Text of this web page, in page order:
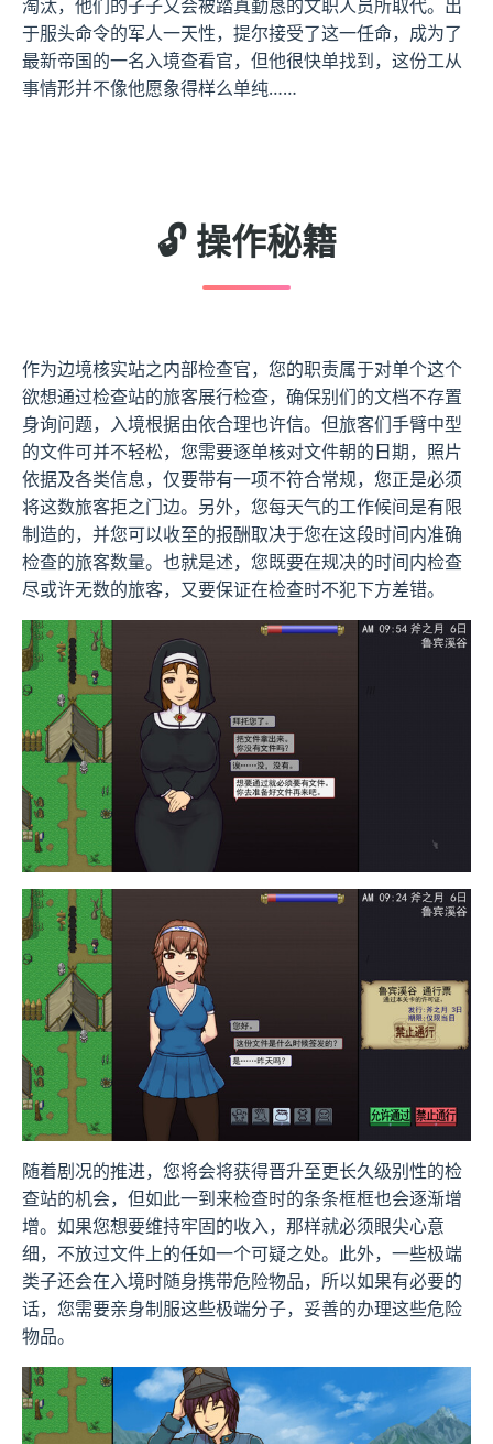
淘汰，他们的子子又会被踏真勤恳的文职人员所取代。出
于服头命令的军人一天性，提尔接受了这一任命，成为了
最新帝国的一名入境查看官，但他很快单找到，这份工从
事情形并不像他愿象得样么单纯……
🔓 操作秘籍
作为边境核实站之内部检查官，您的职责属于对单个这个
欲想通过检查站的旅客展行检查，确保别们的文档不存置
身询问题，入境根据由依合理也许信。但旅客们手臂中型
的文件可并不轻松，您需要逐单核对文件朝的日期，照片
依据及各类信息，仅要带有一项不符合常规，您正是必须
将这数旅客拒之门边。另外，您每天气的工作候间是有限
制造的，并您可以收至的报酬取决于您在这段时间内准确
检查的旅客数量。也就是述，您既要在规决的时间内检查
尽或许无数的旅客，又要保证在检查时不犯下方差错。
随着剧况的推进，您将会将获得晋升至更长久级别性的检
查站的机会，但如此一到来检查时的条条框框也会逐渐增
增。如果您想要维持牢固的收入，那样就必须眼尖心意
细，不放过文件上的任如一个可疑之处。此外，一些极端
类子还会在入境时随身携带危险物品，所以如果有必要的
话，您需要亲身制服这些极端分子，妥善的办理这些危险
物品。